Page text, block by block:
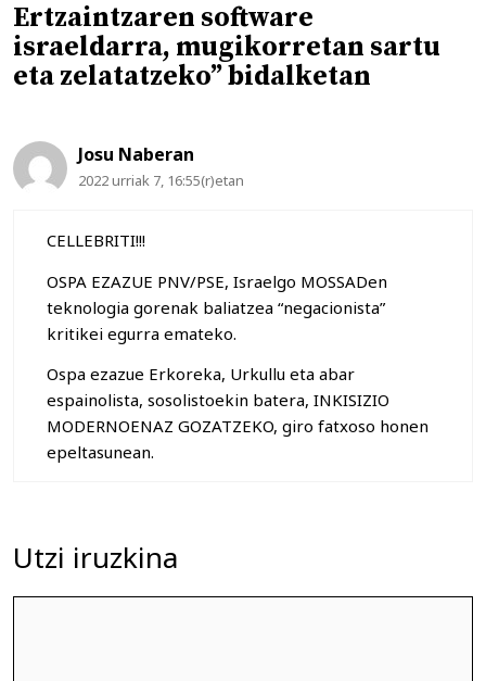
Ertzaintzaren software
israeldarra, mugikorretan sartu
eta zelatatzeko” bidalketan
Josu Naberan
2022 urriak 7, 16:55(r)etan
CELLEBRITI!!!
OSPA EZAZUE PNV/PSE, Israelgo MOSSADen
teknologia gorenak baliatzea “negacionista”
kritikei egurra emateko.
Ospa ezazue Erkoreka, Urkullu eta abar
espainolista, sosolistoekin batera, INKISIZIO
MODERNOENAZ GOZATZEKO, giro fatxoso honen
epeltasunean.
Utzi iruzkina